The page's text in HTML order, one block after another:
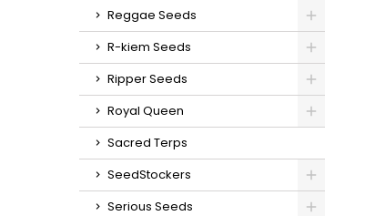
Reggae Seeds
R-kiem Seeds
Ripper Seeds
Royal Queen
Sacred Terps
SeedStockers
Serious Seeds